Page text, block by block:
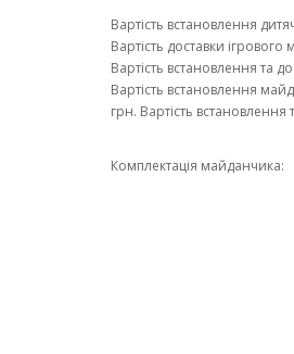
Вартість встановлення
Вартість доставки
Вартість встановлення та
Вартість встановлення
грн. Вартість встановлення
Комплектація майданчика: